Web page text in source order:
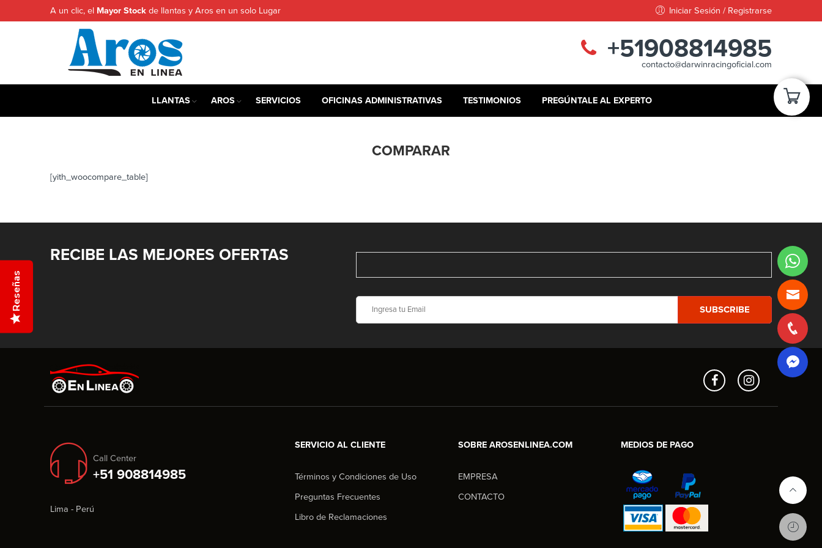
A un clic, el Mayor Stock de llantas y Aros en un solo Lugar Iniciar Sesión / Registrarse
+51908814985
contacto@darwinracingoficial.com
LLANTAS AROS SERVICIOS OFICINAS ADMINISTRATIVAS TESTIMONIOS PREGÚNTALE AL EXPERTO
COMPARAR
[yith_woocompare_table]
RECIBE LAS MEJORES OFERTAS
Call Center
+51 908814985
Lima - Perú
SERVICIO AL CLIENTE
Términos y Condiciones de Uso
Preguntas Frecuentes
Libro de Reclamaciones
SOBRE AROSENLINEA.COM
EMPRESA
CONTACTO
MEDIOS DE PAGO
Reseñas